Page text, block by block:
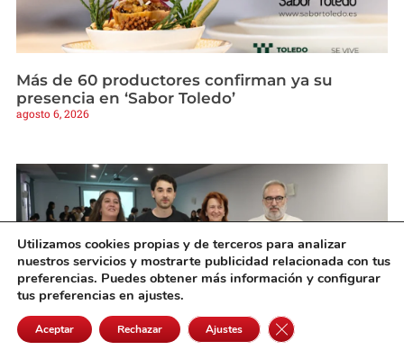
Más de 60 productores confirman ya su
presencia en ‘Sabor Toledo’
agosto 6, 2026
Utilizamos cookies propias y de terceros para analizar
nuestros servicios y mostrarte publicidad relacionada con tus
preferencias. Puedes obtener más información y configurar
tus preferencias en ajustes.
Aceptar Rechazar Ajustes Cerrar el banner de